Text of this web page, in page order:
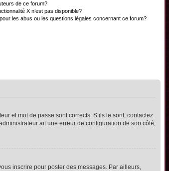
de ce forum?
X n’est pas disponible?
les abus ou les questions légales concernant ce forum?
et mot de passe sont corrects. S’ils le sont, contactez
ait une erreur de configuration de son côté,
inscrire pour poster des messages. Par ailleurs,